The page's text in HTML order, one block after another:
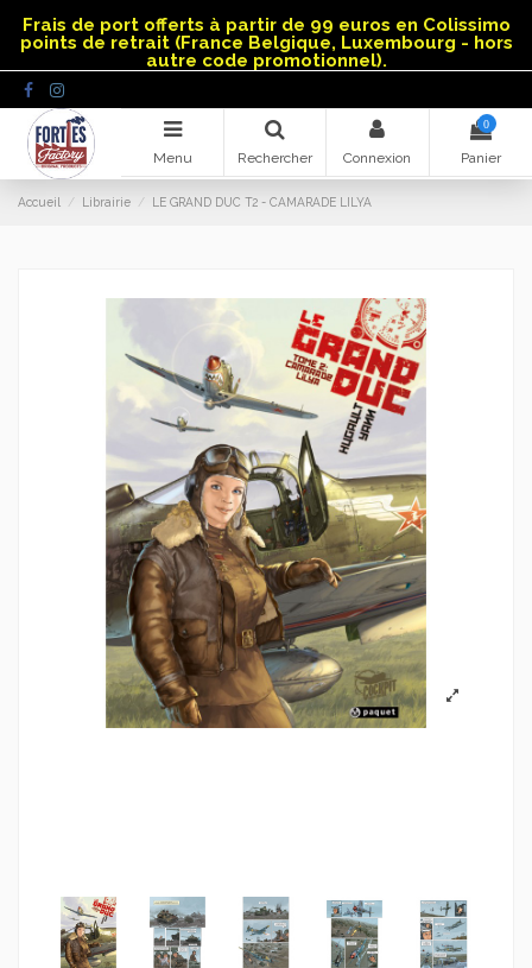
Frais de port offerts à partir de 99 euros en Colissimo
points de retrait (France Belgique, Luxembourg - hors
autre code promotionnel).
Menu Rechercher Connexion
0
Panier
Accueil Librairie LE GRAND DUC T2 - CAMARADE LILYA